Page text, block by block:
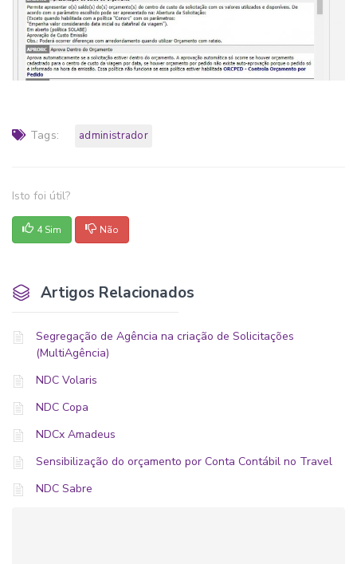
Tags: administrador
Isto foi útil?
4 Sim Não
Artigos Relacionados
Segregação de Agência na criação de Solicitações
(MultiAgência)
NDC Volaris
NDC Copa
NDCx Amadeus
Sensibilização do orçamento por Conta Contábil no Travel
NDC Sabre